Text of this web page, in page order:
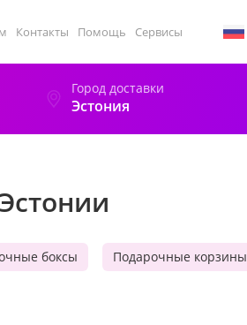
Контакты Помощь Сервисы
Город доставки
Эстония
боксы Подарочные корзины